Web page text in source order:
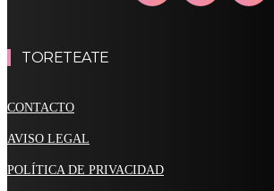
TORETEATE
CONTACTO
AVISO LEGAL
POLÍTICA DE PRIVACIDAD